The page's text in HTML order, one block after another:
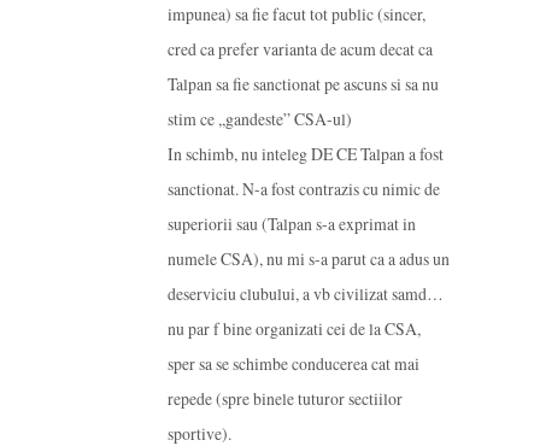
impunea) sa fie facut tot public (sincer,
cred ca prefer varianta de acum decat ca
Talpan sa fie sanctionat pe ascuns si sa nu
stim ce ,,gandeste” CSA-ul)
In schimb, nu inteleg DE CE Talpan a fost
sanctionat. N-a fost contrazis cu nimic de
superiorii sau (Talpan s-a exprimat in
numele CSA), nu mi s-a parut ca a adus un
deserviciu clubului, a vb civilizat samd…
nu par f bine organizati cei de la CSA,
sper sa se schimbe conducerea cat mai
repede (spre binele tuturor sectiilor
sportive).